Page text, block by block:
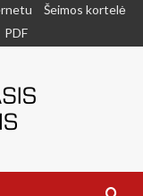
Šeimos kortelė
PDF